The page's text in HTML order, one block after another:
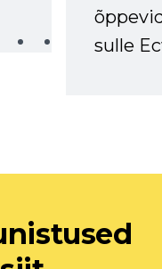
sulle